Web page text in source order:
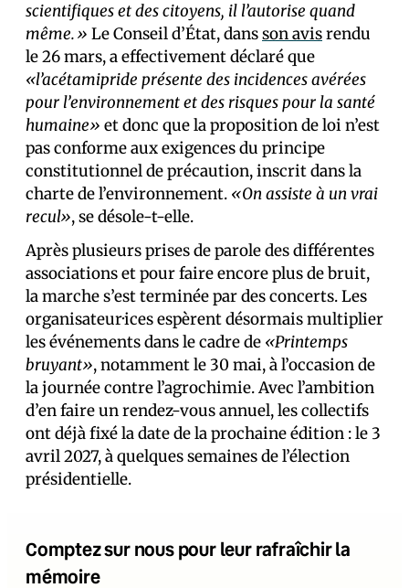
scientifiques et des citoyens, il l’autorise quand
même.» Le Conseil d’État, dansson avisrendu
le 26 mars, a effectivement déclaré que
«l’acétamipride présente des incidences avérées
pour l’environnement et des risques pour la santé
humaine» et donc que la proposition de loi n’est
pas conforme aux exigences du principe
constitutionnel de précaution, inscrit dans la
charte de l’environnement. «On assiste à un vrai
recul», se désole-t-elle.
Après plusieurs prises de parole des différentes
associations et pour faire encore plus de bruit,
la marche s’est terminée par des concerts. Les
organisateur·ices espèrent désormais multiplier
les événements dans le cadre de «Printemps
bruyant», notamment le 30 mai, à l’occasion de
la journée contre l’agrochimie. Avec l’ambition
d’en faire un rendez-vous annuel, les collectifs
ont déjà fixé la date de la prochaine édition : le 3
avril 2027, à quelques semaines de l’élection
présidentielle.
Comptez sur nous pour leur rafraîchir la
mémoire